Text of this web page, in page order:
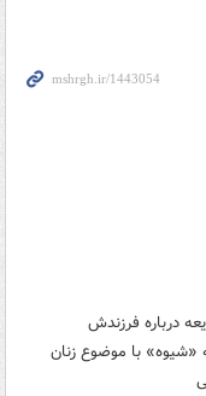
درباره فرزندش
«شیوه» با موضوع زنان